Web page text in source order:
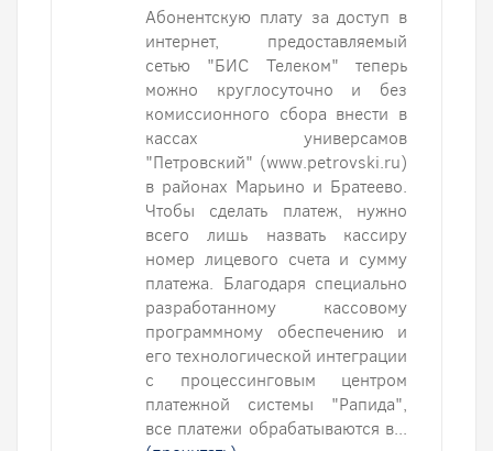
Абонентскую плату за доступ в
интернет, предоставляемый
сетью "БИС Телеком" теперь
можно круглосуточно и без
комиссионного сбора внести в
кассах универсамов
"Петровский" (www.petrovski.ru)
в районах Марьино и Братеево.
Чтобы сделать платеж, нужно
всего лишь назвать кассиру
номер лицевого счета и сумму
платежа. Благодаря специально
разработанному кассовому
программному обеспечению и
его технологической интеграции
с процессинговым центром
платежной системы "Рапида",
все платежи обрабатываются в...